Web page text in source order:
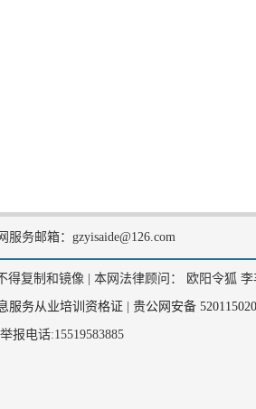
服务邮箱：gzyisaide@126.com
得复制和镜像 | 本网法律顾问： 欧阳令狐 李
服务从业培训资格证 贵公网安备
报电话:15519583885